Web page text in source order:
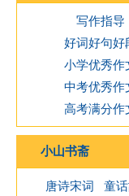
写作指导
好词好句好
小学优秀作
中考优秀作
高考满分作
小山书斋
唐诗宋词
童